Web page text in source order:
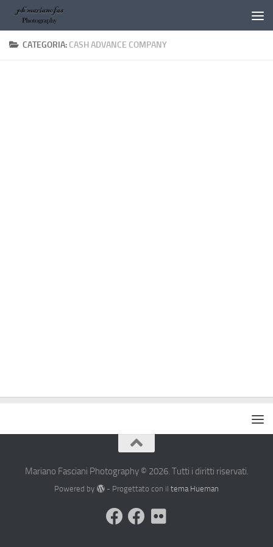
Salta al contenuto
CATEGORIA: CASH ADVANCE COMPANY
Mariano Fasciani Photography © 2026. Tutti i diritti riservati.
Powered by - Progettato con il tema Hueman